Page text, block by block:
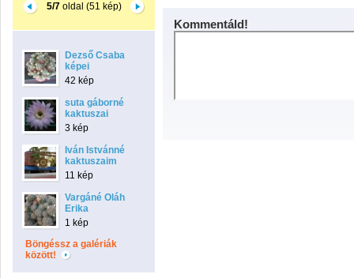
5/7oldal (51 kép)
Dezső Csaba
képei
42 kép
suta gáborné
kaktuszai
3 kép
Iván Istvánné
kaktuszaim
11 kép
Vargáné Oláh
Erika
1 kép
Böngéssz a galériák
között!
Kommentáld!